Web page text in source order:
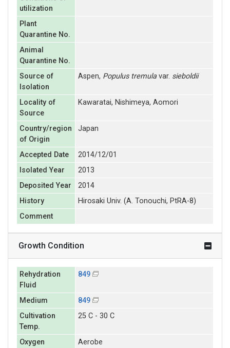
utilization
Plant
Quarantine No.
Animal
Quarantine No.
Source of
Isolation
Aspen, Populus tremula var. sieboldii
Locality of
Source
Kawaratai, Nishimeya, Aomori
Country/region
of Origin
Japan
Accepted Date
2014/12/01
Isolated Year
2013
Deposited Year
2014
History
Hirosaki Univ. (A. Tonouchi, PtRA-8)
Comment
Growth Condition
Rehydration
Fluid
849
Medium
849
Cultivation
Temp.
25 C - 30 C
Oxygen
Aerobe